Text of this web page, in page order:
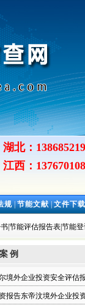
湖北：
江西：
规|节能文献|文件下载
|节能评估报告表|节能
例
境外企业投资安全评估
报告东帝汶境外企业投